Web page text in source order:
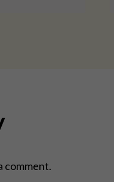
comment.